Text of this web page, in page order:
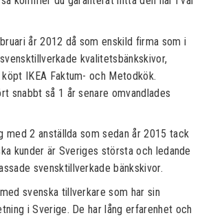
år 2012 då som enskild firma som i
kvalitetsbänkskivor,
IKEA Faktum- och Metodkök.
snabbt så 1 år senare omvandlades
2 anställda som sedan år 2015 tack
kunder är Sveriges största och ledande
svensktillverkade bänkskivor.
svenska tillverkare som har sin
i Sverige. De har lång erfarenhet och